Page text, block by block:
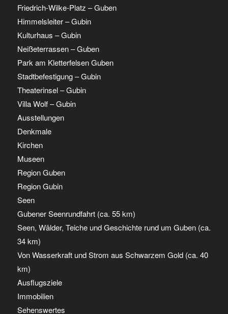
Friedrich-Wilke-Platz – Guben
Himmelsleiter – Gubin
Kulturhaus – Gubin
Neißeterrassen – Guben
Park am Kletterfelsen Guben
Stadtbefestigung – Gubin
Theaterinsel – Gubin
Villa Wolf – Gubin
Ausstellungen
Denkmale
Kirchen
Museen
Region Guben
Region Gubin
Seen
Gubener Seenrundfahrt (ca. 55 km)
Seen, Wälder, Teiche und Geschichte rund um Guben (ca.
34 km)
Von Wasserkraft und Strom aus Schwarzem Gold (ca. 40
km)
Ausflugsziele
Immobilien
Sehenswertes